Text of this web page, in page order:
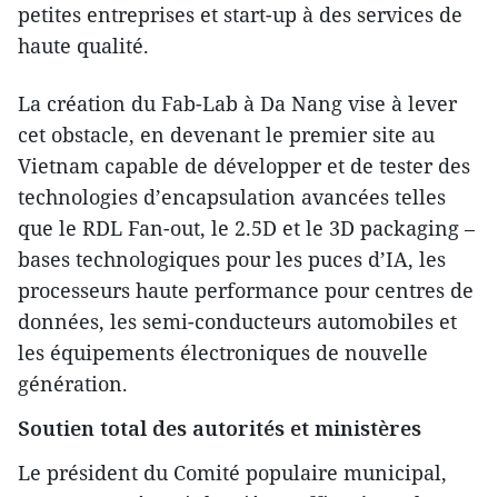
petites entreprises et start-up à des services de
haute qualité.
La création du Fab-Lab à Da Nang vise à lever
cet obstacle, en devenant le premier site au
Vietnam capable de développer et de tester des
technologies d’encapsulation avancées telles
que le RDL Fan-out, le 2.5D et le 3D packaging –
bases technologiques pour les puces d’IA, les
processeurs haute performance pour centres de
données, les semi-conducteurs automobiles et
les équipements électroniques de nouvelle
génération.
Soutien total des autorités et ministères
Le président du Comité populaire municipal,